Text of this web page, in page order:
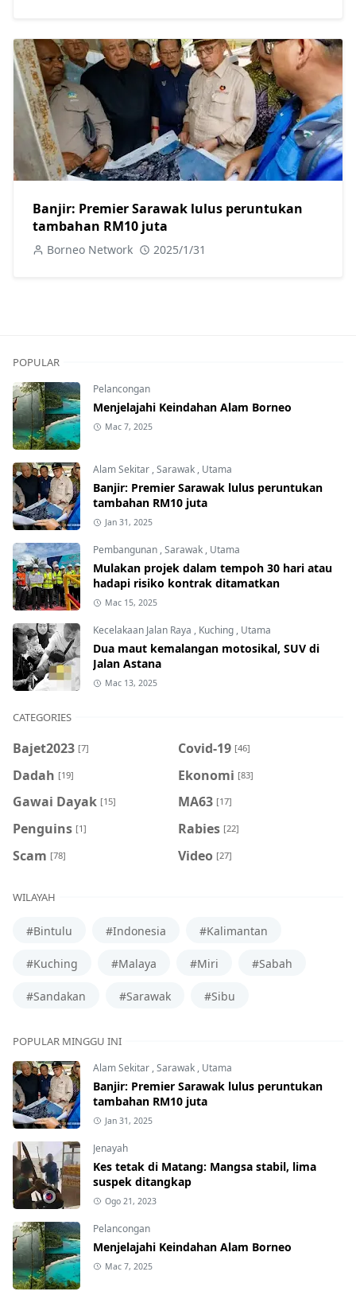
Banjir: Premier Sarawak lulus peruntukan
tambahan RM10 juta
Borneo Network 2025/1/31
POPULAR
Pelancongan
Menjelajahi Keindahan Alam Borneo
Mac 7, 2025
Alam Sekitar ,Sarawak , Utama
Banjir: Premier Sarawak lulus peruntukan
tambahan RM10 juta
Jan 31, 2025
Pembangunan ,Sarawak , Utama
Mulakan projek dalam tempoh 30 hari atau
hadapi risiko kontrak ditamatkan
Mac 15, 2025
Kecelakaan Jalan Raya , Kuching , Utama
Dua maut kemalangan motosikal, SUV di
Jalan Astana
Mac 13, 2025
CATEGORIES
Bajet2023 [7] Covid-19 [46]
Dadah [19] Ekonomi [83]
Gawai Dayak [15] MA63 [17]
Penguins [1] Rabies [22]
Scam [78] Video [27]
WILAYAH
#Bintulu #Indonesia #Kalimantan
#Kuching #Malaya #Miri #Sabah
#Sandakan #Sarawak #Sibu
POPULAR MINGGU INI
Alam Sekitar ,Sarawak , Utama
Banjir: Premier Sarawak lulus peruntukan
tambahan RM10 juta
Jan 31, 2025
Jenayah
Kes tetak di Matang: Mangsa stabil, lima
suspek ditangkap
Ogo 21, 2023
Pelancongan
Menjelajahi Keindahan Alam Borneo
Mac 7, 2025